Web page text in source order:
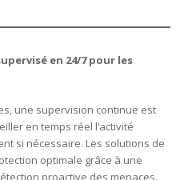
en 24/7 pour les
une supervision continue est
en temps réel l’activité
si nécessaire. Les solutions de
optimale grâce à une
proactive des menaces.